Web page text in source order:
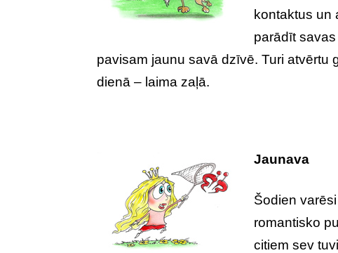
kontaktus un
parādīt
pavisam jaunu savā dzīvē. Turi atvērtu
dienā – laima zaļā.
Jaunava
Šodien
romantisko
citiem sev